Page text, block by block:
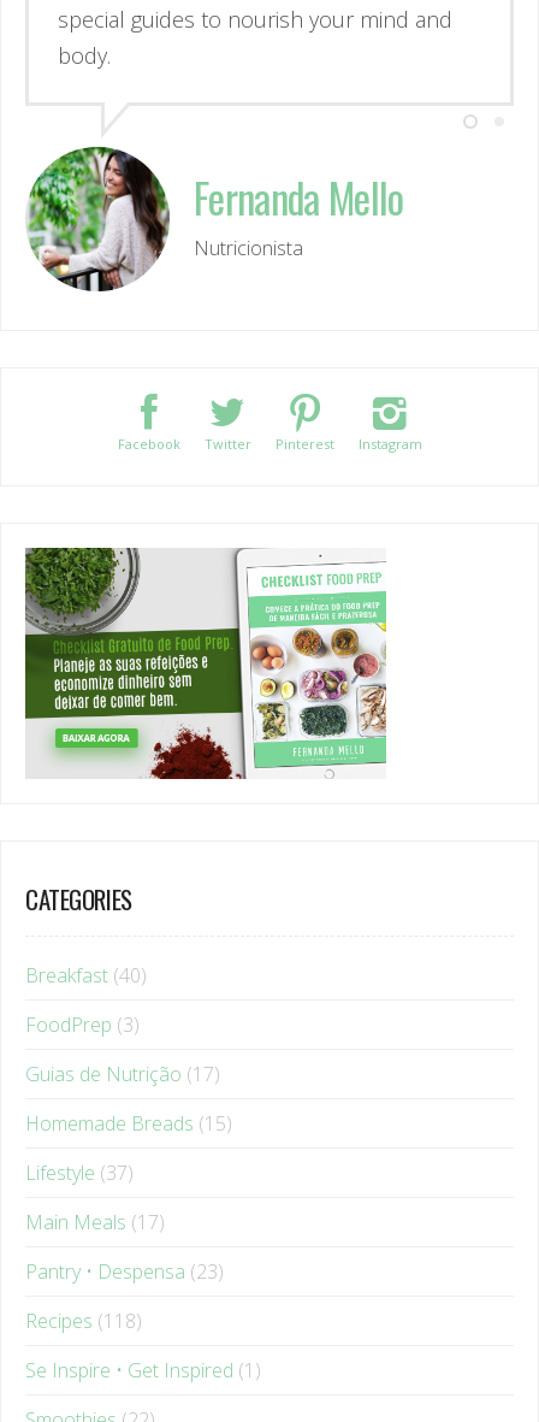
e guias para nutrir corpo e mente.
Nutricionista
Facebook Twitter Pinterest Instagram
FoodPrep (3)
Guias de Nutrição
Homemade Breads (15)
Lifestyle(37)
Main Meals (17)
Pantry • Despensa
Recipes
(118)
Se Inspire • Get Inspired
Smoothies
(22)